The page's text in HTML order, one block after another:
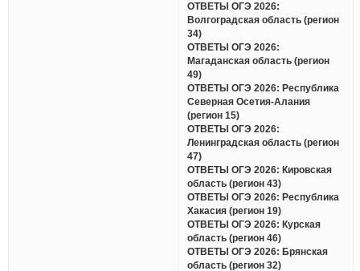
ОТВЕТЫ ОГЭ 2026:
Волгоградская область (регион
34)
ОТВЕТЫ ОГЭ 2026:
Магаданская область (регион
49)
ОТВЕТЫ ОГЭ 2026: Республика
Северная Осетия-Алания
(регион 15)
ОТВЕТЫ ОГЭ 2026:
Ленинградская область (регион
47)
ОТВЕТЫ ОГЭ 2026: Кировская
область (регион 43)
ОТВЕТЫ ОГЭ 2026: Республика
Хакасия (регион 19)
ОТВЕТЫ ОГЭ 2026: Курская
область (регион 46)
ОТВЕТЫ ОГЭ 2026: Брянская
область (регион 32)